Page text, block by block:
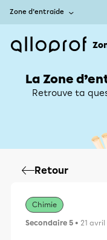
Zone d’entraide
La Zone
Retrouve ta
Retour
Chimie
Secondaire 5 • 21 avril